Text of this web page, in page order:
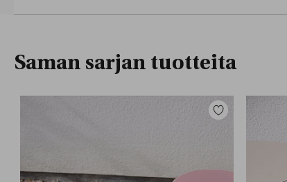
Saman sarjan tuotteita
Lisää